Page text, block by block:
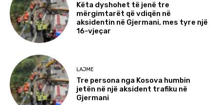
Këta dyshohet të jenë tre
mërgimtarët që vdiqën në
aksidentin në Gjermani, mes tyre një
16-vjeçar
LAJME
Tre persona nga Kosova humbin
jetën në një aksident trafiku në
Gjermani